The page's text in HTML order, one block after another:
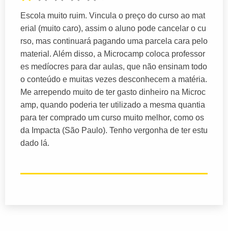
Escola muito ruim. Vincula o preço do curso ao mat
erial (muito caro), assim o aluno pode cancelar o cu
rso, mas continuará pagando uma parcela cara pelo
material. Além disso, a Microcamp coloca professor
es medíocres para dar aulas, que não ensinam todo
o conteúdo e muitas vezes desconhecem a matéria.
Me arrependo muito de ter gasto dinheiro na Microc
amp, quando poderia ter utilizado a mesma quantia
para ter comprado um curso muito melhor, como os
da Impacta (São Paulo). Tenho vergonha de ter estu
dado lá.